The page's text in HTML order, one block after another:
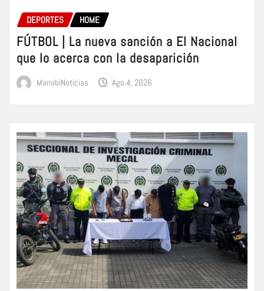
DEPORTES HOME
FÚTBOL | La nueva sanción a El Nacional
que lo acerca con la desaparición
ManabiNoticias Ago 4, 2026